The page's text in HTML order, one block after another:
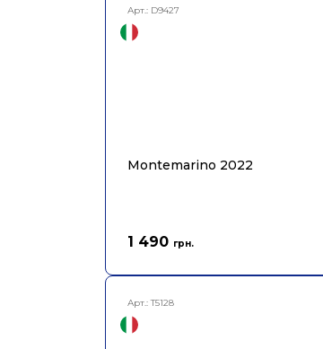
Арт.: D9427
Montemarino 2022
1 490 грн.
Арт.:T5128